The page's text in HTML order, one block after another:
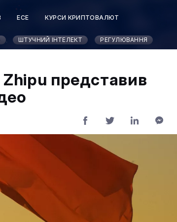
ЕСЕ КУРСИ КРИПТОВАЛЮТ
ШТУЧНИЙ ІНТЕЛЕКТ РЕГУЛЮВАННЯ
представив